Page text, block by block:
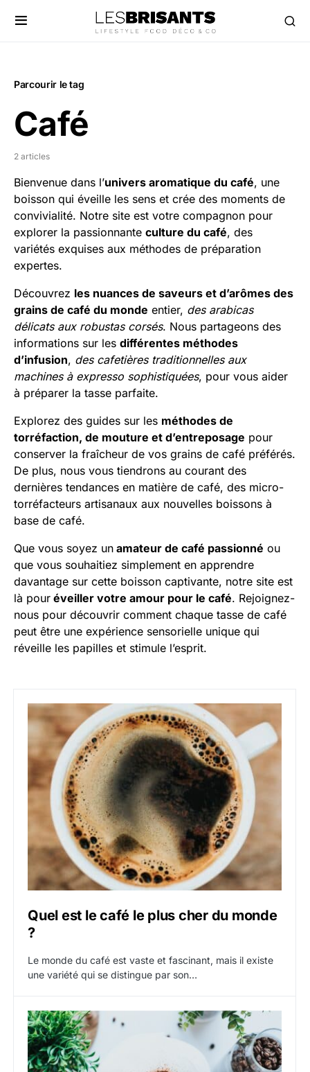
Parcourir le tag
Café
2 articles
Bienvenue dans l’univers aromatique du café, une
boisson qui éveille les sens et crée des moments de
convivialité. Notre site est votre compagnon pour
explorer la passionnante culture du café, des
variétés exquises aux méthodes de préparation
expertes.
Découvrez les nuances de saveurs et d’arômes des
grains de café du monde entier, des arabicas
délicats aux robustas corsés. Nous partageons des
informations sur les différentes méthodes
d’infusion, des cafetières traditionnelles aux
machines à expresso sophistiquées, pour vous aider
à préparer la tasse parfaite.
Explorez des guides sur les méthodes de
torréfaction, de mouture et d’entreposage pour
conserver la fraîcheur de vos grains de café préférés.
De plus, nous vous tiendrons au courant des
dernières tendances en matière de café, des micro-
torréfacteurs artisanaux aux nouvelles boissons à
base de café.
Que vous soyez un amateur de café passionné ou
que vous souhaitiez simplement en apprendre
davantage sur cette boisson captivante, notre site est
là pour éveiller votre amour pour le café. Rejoignez-
nous pour découvrir comment chaque tasse de café
peut être une expérience sensorielle unique qui
réveille les papilles et stimule l’esprit.
Quel est le café le plus cher du monde
?
Le monde du café est vaste et fascinant, mais il existe
une variété qui se distingue par son…